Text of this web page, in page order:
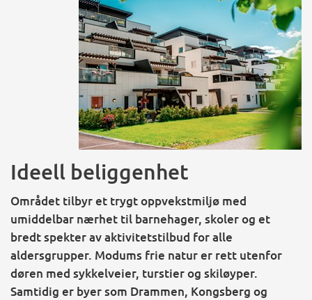
Ideell beliggenhet
Området tilbyr et trygt oppvekstmiljø med
umiddelbar nærhet til barnehager, skoler og et
bredt spekter av aktivitetstilbud for alle
aldersgrupper. Modums frie natur er rett utenfor
døren med sykkelveier, turstier og skiløyper.
Samtidig er byer som Drammen, Kongsberg og